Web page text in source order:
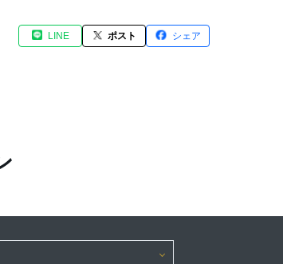
LINE ポスト シェア